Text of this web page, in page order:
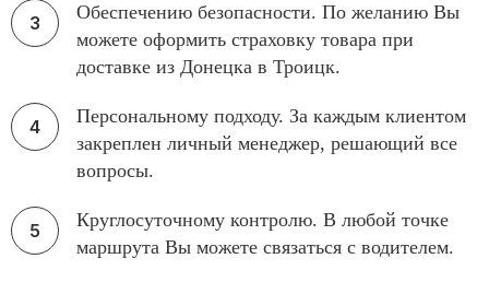
Обеспечению безопасности. По желанию Вы
можете оформить страховку товара при
доставке из Донецка в Троицк.
Персональному подходу. За каждым клиентом
закреплен личный менеджер, решающий все
вопросы.
Круглосуточному контролю. В любой точке
маршрута Вы можете связаться с водителем.